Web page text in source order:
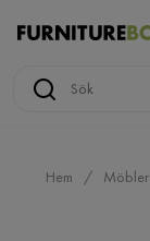
Hem Möbler